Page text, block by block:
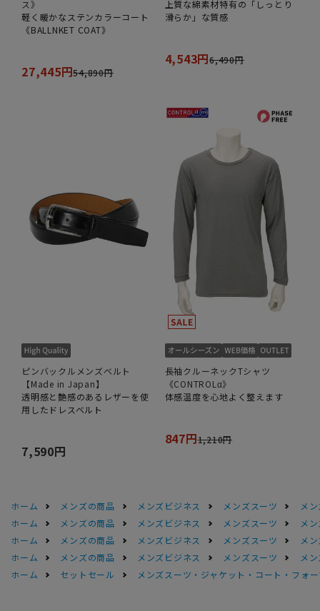
ス》
軽く暖かなステンカラーコート
《BALLNKET COAT》
27,445円54,890円
上質な綿素材特有の「しっとり
滑らか」な質感
4,543円6,490円
ピンバックルメンズベルト
【Made in Japan】
透明感と艶感のあるレザーを使
用したドレスベルト
7,590円
長袖クルーネックTシャツ
《CONTROLα》
体感温度を心地よく整えます
847円1,210円
ホーム メンズの商品 メンズビジネス メンズスーツ
メ
ホーム
メンズの商品 メンズビジネス メンズスーツ
メ
ホーム
メンズの商品 メンズビジネス メンズスーツ
メ
ホーム
メンズの商品 メンズビジネス メンズスーツ
メ
ホーム
セットセール メンズスーツ・ジャケット・コート・フォ